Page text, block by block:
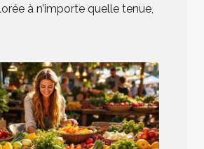
à n’importe quelle tenue,